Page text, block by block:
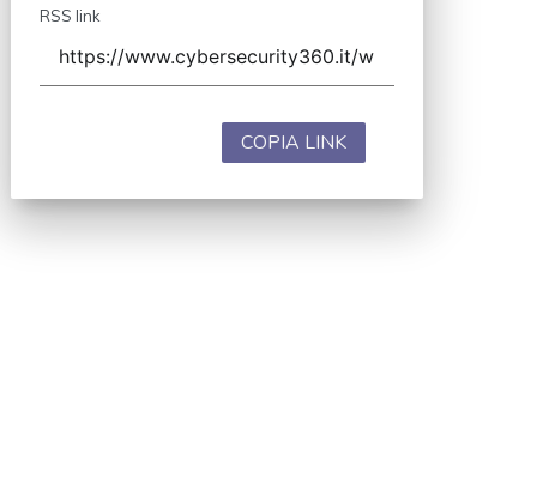
RSS link
COPIA LINK